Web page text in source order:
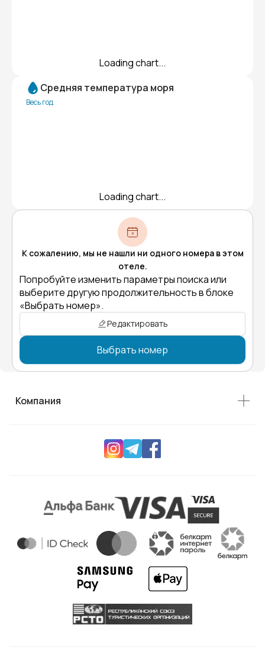
Loading chart...
Средняя температура моря
Весь год
Loading chart...
К сожалению, мы не нашли ни одного номера в этом
отеле.
Попробуйте изменить параметры поиска или
выберите другую продолжительность в блоке
«Выбрать номер».
Редактировать
Выбрать номер
Компания